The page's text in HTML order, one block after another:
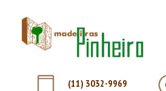
(11) 3032-9969